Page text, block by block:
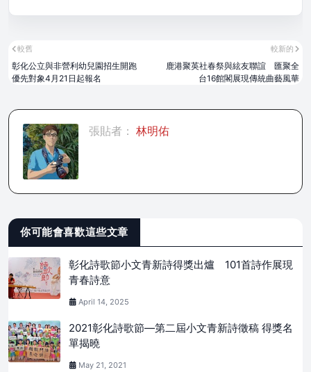
較新的
鹿港聚英社春祭與絃友聯誼 匯聚全
台16館閣展現傳統曲藝風華
較舊
彰化公立與非營利幼兒園招生開跑
優先對象4月21日起報名
張貼者： 林明佑
你可能會喜歡這些文章
彰化詩歌節小文青新詩得獎出爐 101首詩作展現
青春詩意
April 14, 2025
2021彰化詩歌節—第二屆小文青新詩徵稿 得獎名
單揭曉
May 21, 2021